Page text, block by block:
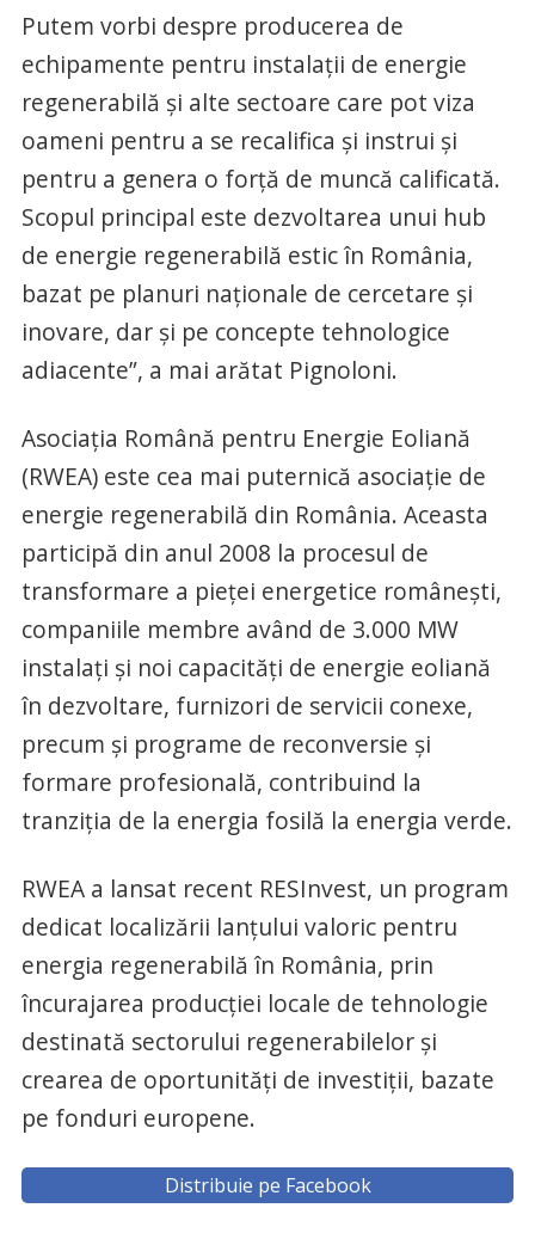
Putem vorbi despre producerea de
echipamente pentru instalații de energie
regenerabilă și alte sectoare care pot viza
oameni pentru a se recalifica și instrui și
pentru a genera o forță de muncă calificată.
Scopul principal este dezvoltarea unui hub
de energie regenerabilă estic în România,
bazat pe planuri naționale de cercetare și
inovare, dar și pe concepte tehnologice
adiacente”, a mai arătat Pignoloni.
Asociația Română pentru Energie Eoliană
(RWEA) este cea mai puternică asociație de
energie regenerabilă din România. Aceasta
participă din anul 2008 la procesul de
transformare a pieței energetice românești,
companiile membre având de 3.000 MW
instalați și noi capacități de energie eoliană
în dezvoltare, furnizori de servicii conexe,
precum și programe de reconversie și
formare profesională, contribuind la
tranziția de la energia fosilă la energia verde.
RWEA a lansat recent RESInvest, un program
dedicat localizării lanțului valoric pentru
energia regenerabilă în România, prin
încurajarea producției locale de tehnologie
destinată sectorului regenerabilelor și
crearea de oportunități de investiții, bazate
pe fonduri europene.
Distribuie pe Facebook